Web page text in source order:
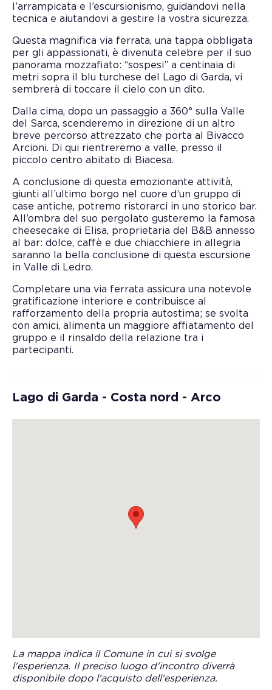
l’arrampicata e l’escursionismo, guidandovi nella
tecnica e aiutandovi a gestire la vostra sicurezza.
Questa magnifica via ferrata, una tappa obbligata
per gli appassionati, è divenuta celebre per il suo
panorama mozzafiato: “sospesi” a centinaia di
metri sopra il blu turchese del Lago di Garda, vi
sembrerà di toccare il cielo con un dito.
Dalla cima, dopo un passaggio a 360° sulla Valle
del Sarca, scenderemo in direzione di un altro
breve percorso attrezzato che porta al Bivacco
Arcioni. Di qui rientreremo a valle, presso il
piccolo centro abitato di Biacesa.
A conclusione di questa emozionante attività,
giunti all’ultimo borgo nel cuore d’un gruppo di
case antiche, potremo ristorarci in uno storico bar.
All’ombra del suo pergolato gusteremo la famosa
cheesecake di Elisa, proprietaria del B&B annesso
al bar: dolce, caffè e due chiacchiere in allegria
saranno la bella conclusione di questa escursione
in Valle di Ledro.
Completare una via ferrata assicura una notevole
gratificazione interiore e contribuisce al
rafforzamento della propria autostima; se svolta
con amici, alimenta un maggiore affiatamento del
gruppo e il rinsaldo della relazione tra i
partecipanti.
Lago di Garda - Costa nord - Arco
La mappa indica il Comune in cui si svolge
l'esperienza. Il preciso luogo d'incontro diverrà
disponibile dopo l'acquisto dell'esperienza.